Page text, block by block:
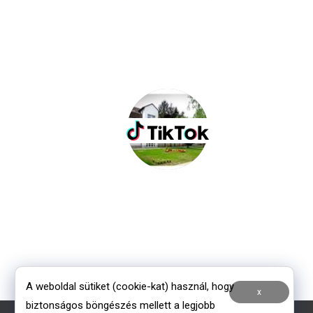
x
A weboldal sütiket (cookie-kat) használ, hogy
biztonságos böngészés mellett a legjobb